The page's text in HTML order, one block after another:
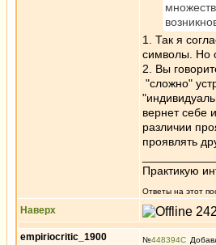
1. Так я
символы. Но
2. Вы
"сложно"
вернет себе
различии
проявлять
Практикую
Ответы на этот
Наверх
empiriocritic_1900 №448394